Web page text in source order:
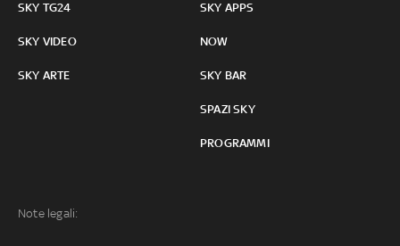
SKY TG24
SKY VIDEO
SKY ARTE
SKY APPS
NOW
SKY BAR
SPAZI SKY
PROGRAMMI
Note legali: